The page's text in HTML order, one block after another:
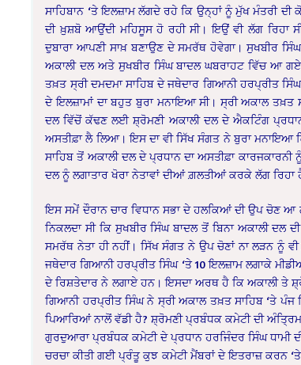
ਸਾਹਿਬਾਨ ‘ਤੇ ਇਲਜ਼ਾਮ ਲੱਗਦੇ ਰਹੇ ਕਿ ਉਨ੍ਹਾਂ ਨੂੰ ਮੁੱਖ ਮੰਤਰੀ
ਦੀ ਖ਼ੁਸ਼ਬੋ ਆਉਂਦੀ ਮਹਿਸੂਸ ਹੋ ਰਹੀ ਸੀ। ਇਉਂ ਵੀ ਲੱਗ ਰਿਹਾ
ਦੁਬਾਰਾ ਆਪਣੀ ਸਾਖ਼ ਬਣਾਉਣ ਦੇ ਸਮਰੱਥ ਹੋਵੇਗਾ। ਸੁਖਬੀਰ
ਅਕਾਲੀ ਦਲ ਅਤੇ ਸੁਖਬੀਰ ਸਿੰਘ ਬਾਦਲ ਘਬਰਾਹਟ ਵਿੱਚ ਆ ਗਏ
ਤਖ਼ਤ ਸ੍ਰੀ ਦਮਦਮਾ ਸਾਹਿਬ ਦੇ ਜਥੇਦਾਰ ਗਿਆਨੀ ਹਰਪ੍ਰੀਤ
ਦੇ ਇਲਜ਼ਾਮਾਂ ਦਾ ਬਹੁਤ ਬੁਰਾ ਮਨਾਇਆ ਸੀ। ਸ੍ਰੀ ਅਕਾਲ ਤਖ਼ਤ
ਦਲ ਵਿੱਚੋਂ ਕੱਢਣ ਲਈ ਸ਼੍ਰੋਮਣੀ ਅਕਾਲੀ ਦਲ ਦੇ ਐਕਟਿੰਗ
ਅਸਤੀਫ਼ਾ ਲੈ ਲਿਆ। ਇਸ ਦਾ ਵੀ ਸਿੱਖ ਸੰਗਤ ਨੇ ਬੁਰਾ ਮਨਾਇਆ
ਸਾਹਿਬ ਤੋਂ ਅਕਾਲੀ ਦਲ ਦੇ ਪ੍ਰਧਾਨ ਦਾ ਅਸਤੀਫ਼ਾ
ਦਲ ਨੂੰ ਲਗਾਤਾਰ ਖੋਰਾ ਨੇਤਾਵਾਂ ਦੀਆਂ ਗ਼ਲਤੀਆਂ ਕਰਕੇ ਲੱਗ ਰਿਹਾ
ਇਸ ਸਮੇਂ ਦੌਰਾਨ ਚਾਰ ਵਿਧਾਨ ਸਭਾ ਦੇ ਹਲਕਿਆਂ ਦੀ ਉਪ ਚੋਣ
ਨਿਕਲਦਾ ਸੀ ਕਿ ਸੁਖਬੀਰ ਸਿੰਘ ਬਾਦਲ ਤੋਂ ਬਿਨਾ ਅਕਾਲੀ
ਸਮਰੱਥ ਨੇਤਾ ਹੀ ਨਹੀਂ। ਸਿੱਖ ਸੰਗਤ ਨੇ ਉਪ ਚੋਣਾਂ ਨਾ ਲੜਨ ਨੂੰ
ਜਥੇਦਾਰ ਗਿਆਨੀ ਹਰਪ੍ਰੀਤ ਸਿੰਘ ‘ਤੇ 10 ਇਲਜ਼ਾਮ ਲਗਾਕੇ
ਦੇ ਰਿਸ਼ਤੇਦਾਰ ਨੇ ਲਗਾਏ ਹਨ। ਇਸਦਾ ਅਰਥ ਹੈ ਕਿ ਅਕਾਲੀ ਤੇ
ਗਿਆਨੀ ਹਰਪ੍ਰੀਤ ਸਿੰਘ ਨੇ ਸ੍ਰੀ ਅਕਾਲ ਤਖ਼ਤ ਸਾਹਿਬ ‘ਤੇ ਪੰਜ
ਪਿਆਰਿਆਂ ਨਾਲੋਂ ਵੱਡੀ ਹੈ? ਸ਼੍ਰੋਮਣੀ ਪ੍ਰਬੰਧਕ ਕਮੇਟੀ ਦੀ
ਗੁਰਦੁਆਰਾ ਪ੍ਰਬੰਧਕ ਕਮੇਟੀ ਦੇ ਪ੍ਰਧਾਨ ਹਰਜਿੰਦਰ ਸਿੰਘ ਧਾਮੀ
ਚਰਚਾ ਕੀਤੀ ਗਈ ਪ੍ਰੰਤੂ ਕੁਝ ਕਮੇਟੀ ਮੈਂਬਰਾਂ ਦੇ ਇਤਰਾਜ਼ ਕਰਨ